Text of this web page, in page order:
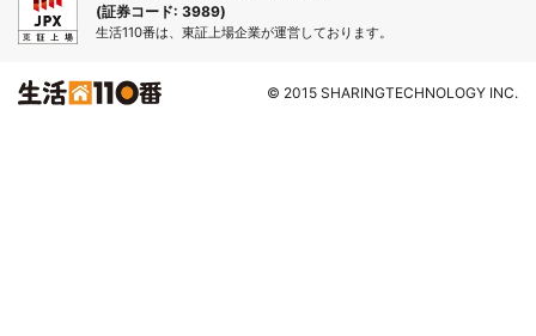
(証券コード: 3989)
生活110番は、東証上場企業が運営しております。
© 2015 SHARINGTECHNOLOGY INC.